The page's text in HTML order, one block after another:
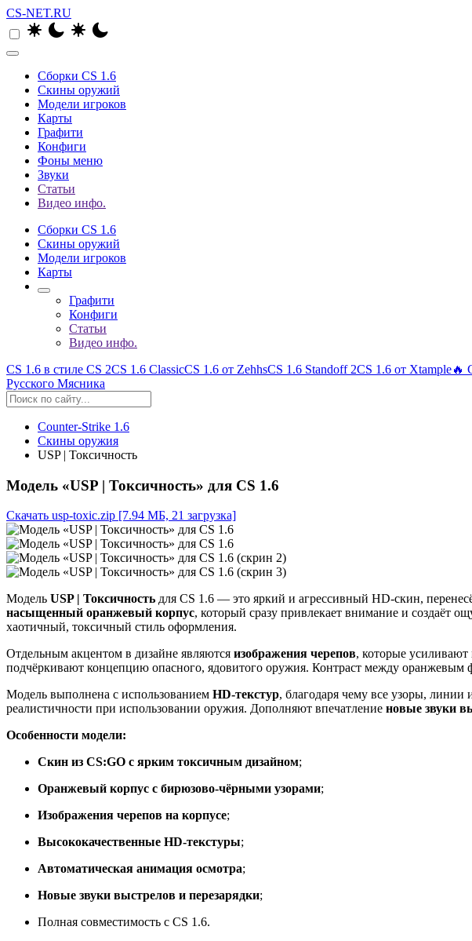
CS-NET.RU
Сборки CS 1.6
Скины оружий
Модели игроков
Карты
Графити
Конфиги
Фоны меню
Звуки
Статьи
Видео инфо.
Сборки CS 1.6
Скины оружий
Модели игроков
Карты
Графити
Конфиги
Статьи
Видео инфо.
CS 1.6 в стиле CS 2CS 1.6 ClassicCS 1.6 от ZehhsCS 1.6 Standoff 2CS 1.6 от Xtample🔥
Русского Мясника
Counter-Strike 1.6
Скины оружия
USP | Токсичность
Модель «USP | Токсичность» для CS 1.6
Скачать usp-toxic.zip [7.94 МБ, 21 загрузка]
Модель USP | Токсичность для CS 1.6 — это яркий и агрессивный HD-скин,
насыщенный оранжевый корпус, который сразу привлекает внимание и создаёт
хаотичный, токсичный стиль оформления.
Отдельным акцентом в дизайне являются изображения черепов, которые
подчёркивают концепцию опасного, ядовитого оружия. Контраст между
Модель выполнена с использованием HD-текстур, благодаря чему все узоры, линии
реалистичности при использовании оружия. Дополняют впечатление новые звуки
Особенности модели:
Скин из CS:GO с ярким токсичным дизайном;
Оранжевый корпус с бирюзово-чёрными узорами;
Изображения черепов на корпусе;
Высококачественные HD-текстуры;
Автоматическая анимация осмотра;
Новые звуки выстрелов и перезарядки;
Полная совместимость с CS 1.6.